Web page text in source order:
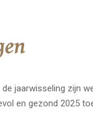
jaarwisseling zijn
en gezond 2025